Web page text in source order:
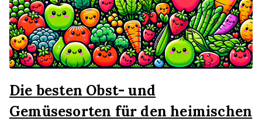
Die besten Obst- und
Gemüsesorten für den heimischen